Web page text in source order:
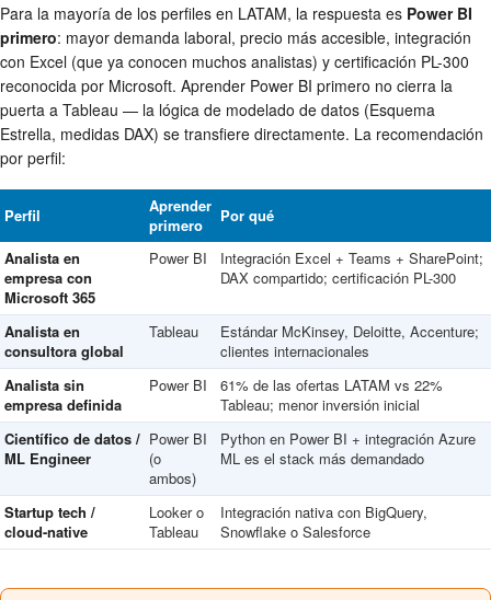
Para la mayoría de los perfiles en LATAM, la respuesta es Power BI
primero: mayor demanda laboral, precio más accesible, integración
con Excel (que ya conocen muchos analistas) y certificación PL-300
reconocida por Microsoft. Aprender Power BI primero no cierra la
puerta a Tableau — la lógica de modelado de datos (Esquema
Estrella, medidas DAX) se transfiere directamente. La recomendación
por perfil:
Perfil
Aprender
primero
Por qué
Analista en
empresa con
Microsoft 365
Power BI
Integración Excel + Teams + SharePoint;
DAX compartido; certificación PL-300
Analista en
consultora global
Tableau
Estándar McKinsey, Deloitte, Accenture;
clientes internacionales
Analista sin
empresa definida
Power BI
61% de las ofertas LATAM vs 22%
Tableau; menor inversión inicial
Científico de datos /
ML Engineer
Power BI
(o
ambos)
Python en Power BI + integración Azure
ML es el stack más demandado
Startup tech /
cloud-native
Looker o
Tableau
Integración nativa con BigQuery,
Snowflake o Salesforce